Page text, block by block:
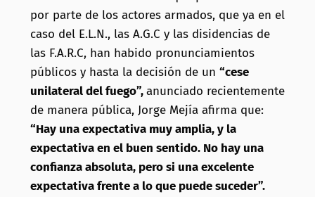
por parte de los actores armados, que ya en el
caso del E.L.N., las A.G.C y las disidencias de
las F.A.R.C, han habido pronunciamientos
públicos y hasta ladecisión de un “cese
unilateral del fuego”,anunciado recientemente
de manera pública, Jorge Mejía afirma que:
“Hay una expectativa muy amplia, y la
expectativa en el buen sentido. No hay una
confianza absoluta, pero si una excelente
expectativa frente a lo que puede suceder”.